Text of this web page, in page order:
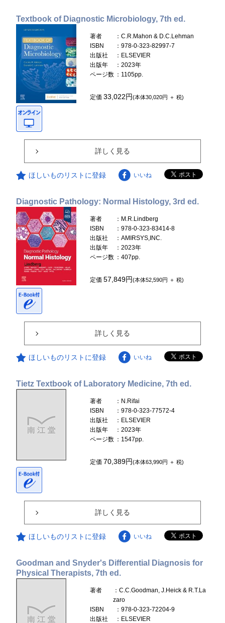
Textbook of Diagnostic Microbiology, 7th ed.
著者
：C.R.Mahon & D.C.Lehman
ISBN
：978-0-323-82997-7
出版社
：ELSEVIER
出版年
：2023年
ページ数 ：1105pp.
定価33,022円(本体30,020円 ＋ 税)
詳しく見る
ほしいものリストに登録 いいね
Diagnostic Pathology: Normal Histology, 3rd ed.
著者
：M.R.Lindberg
ISBN
：978-0-323-83414-8
出版社
：AMIRSYS,INC.
出版年
：2023年
ページ数 ：407pp.
定価57,849円(本体52,590円 ＋ 税)
詳しく見る
ほしいものリストに登録 いいね
Tietz Textbook of Laboratory Medicine, 7th ed.
著者
：N.Rifai
ISBN
：978-0-323-77572-4
出版社
：ELSEVIER
出版年
：2023年
ページ数 ：1547pp.
定価70,389円(本体63,990円 ＋ 税)
詳しく見る
ほしいものリストに登録 いいね
Goodman and Snyder's Differential Diagnosis for
Physical Therapists, 7th ed.
著者
：C.C.Goodman, J.Heick & R.T.La
zaro
ISBN
：978-0-323-72204-9
出版社
：ELSEVIER